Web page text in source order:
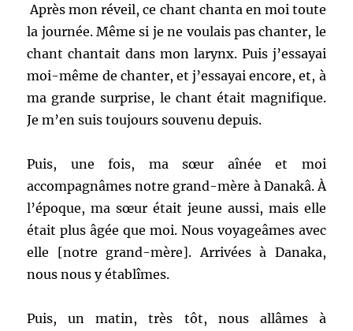
Après mon réveil, ce chant chanta en moi toute
la journée. Même si je ne voulais pas chanter, le
chant chantait dans mon larynx. Puis j’essayai
moi-même de chanter, et j’essayai encore, et, à
ma grande surprise, le chant était magnifique.
Je m’en suis toujours souvenu depuis.
Puis, une fois, ma sœur aînée et moi
accompagnâmes notre grand-mère à Danakâ. À
l’époque, ma sœur était jeune aussi, mais elle
était plus âgée que moi. Nous voyageâmes avec
elle [notre grand-mère]. Arrivées à Danaka,
nous nous y établîmes.
Puis, un matin, très tôt, nous allâmes à